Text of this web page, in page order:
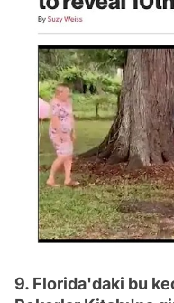
9. Florida'daki bu